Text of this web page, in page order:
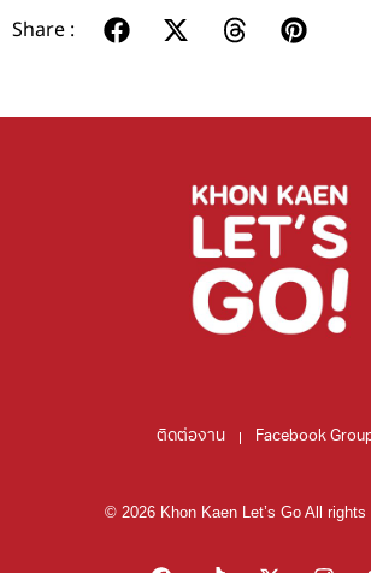
Share :
ติดต่องาน Facebook
© 2026 Khon Kaen Let’s Go All rights